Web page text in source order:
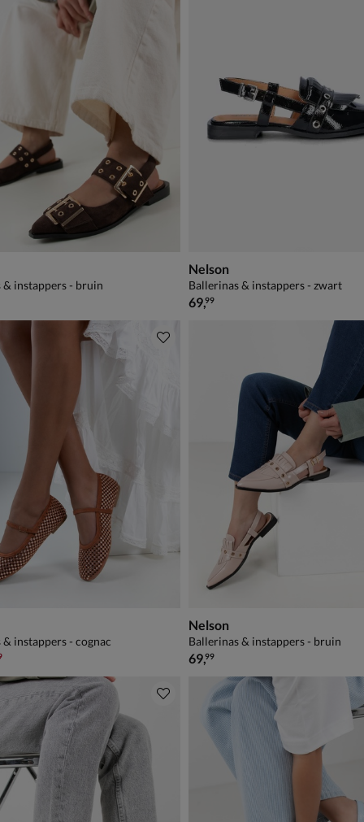
& instappers - bruin
Nelson
Ballerinas & instappers - zwart
€ 69,99
69,99
instappers - cognac
voor € 48,99
Nelson
Ballerinas & instappers - bruin
€ 69,99
69,99